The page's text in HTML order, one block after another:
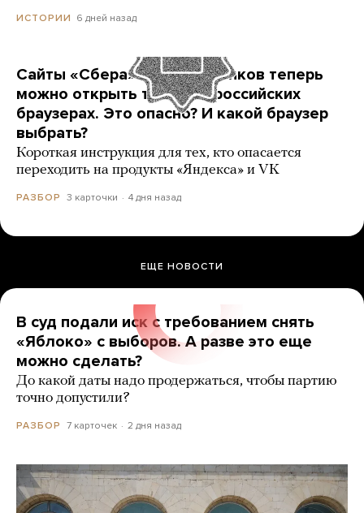
ИСТОРИИ 6 дней назад
Сайты «Сбера» и других банков теперь
можно открыть только в российских
браузерах. Это опасно? И какой браузер
выбрать?
Короткая инструкция для тех, кто опасается
переходить на продукты «Яндекса» и VK
РАЗБОР 3 карточки 4 дня назад
ЕЩЕ НОВОСТИ
В суд подали иск с требованием снять
«Яблоко» с выборов. А разве это еще
можно сделать?
До какой даты надо продержаться, чтобы партию
точно допустили?
РАЗБОР 7 карточек 2 дня назад